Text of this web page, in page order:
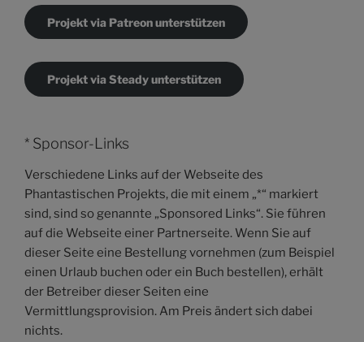
Projekt via Patreon unterstützen
Projekt via Steady unterstützen
* Sponsor-Links
Verschiedene Links auf der Webseite des
Phantastischen Projekts, die mit einem „*“ markiert
sind, sind so genannte „Sponsored Links“. Sie führen
auf die Webseite einer Partnerseite. Wenn Sie auf
dieser Seite eine Bestellung vornehmen (zum Beispiel
einen Urlaub buchen oder ein Buch bestellen), erhält
der Betreiber dieser Seiten eine
Vermittlungsprovision. Am Preis ändert sich dabei
nichts.